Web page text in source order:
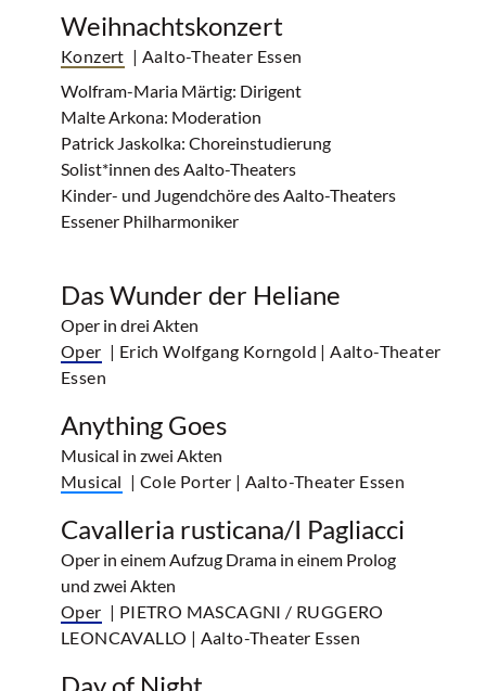
Weihnachtskonzert
Konzert | Aalto-Theater Essen
Wolfram-Maria Märtig: Dirigent
Malte Arkona: Moderation
Patrick Jaskolka: Choreinstudierung
Solist*innen des Aalto-Theaters
Kinder- und Jugendchöre des Aalto-Theaters
Essener Philharmoniker
Das Wunder der Heliane
Oper in drei Akten
Oper | Erich Wolfgang Korngold | Aalto-Theater
Essen
Anything Goes
Musical in zwei Akten
Musical | Cole Porter | Aalto-Theater Essen
Cavalleria rusticana/I Pagliacci
Oper in einem Aufzug Drama in einem Prolog
und zwei Akten
Oper | PIETRO MASCAGNI / RUGGERO
LEONCAVALLO | Aalto-Theater Essen